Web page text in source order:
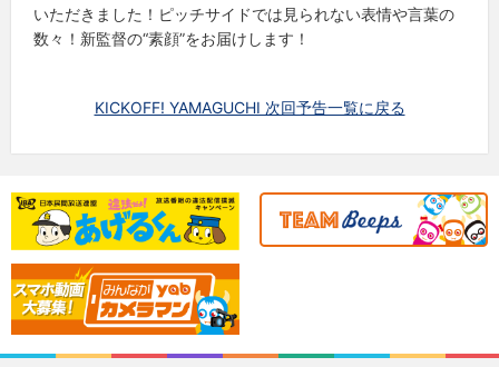
いただきました！ピッチサイドでは見られない表情や言葉の
数々！新監督の“素顔”をお届けします！
KICKOFF! YAMAGUCHI 次回予告一覧に戻る